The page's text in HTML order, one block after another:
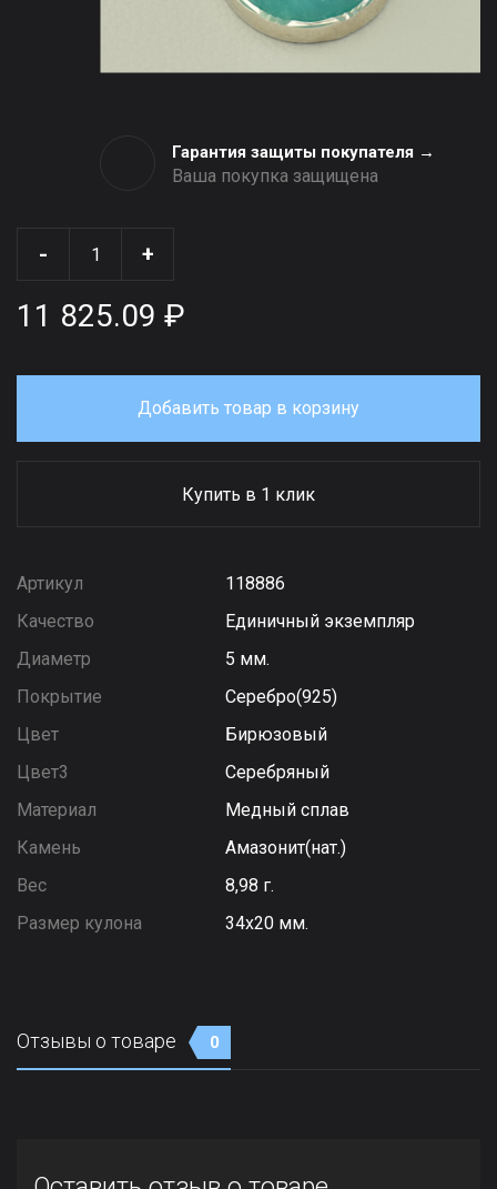
Гарантия защиты покупателя →
Ваша покупка защищена
- +
11 825.09 ₽
Добавить товар в корзину
Купить в 1 клик
Артикул
118886
Качество
Единичный экземпляр
Диаметр
5 мм.
Покрытие
Серебро(925)
Цвет
Бирюзовый
Цвет3
Серебряный
Материал
Медный сплав
Камень
Амазонит(нат.)
Вес
8,98 г.
Размер кулона
34х20 мм.
Отзывы о товаре 0